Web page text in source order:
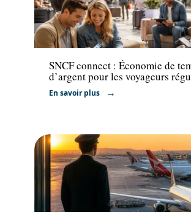
Transport
SNCF connect : Économie de
d’argent pour les voyageurs
En savoir plus
Transport